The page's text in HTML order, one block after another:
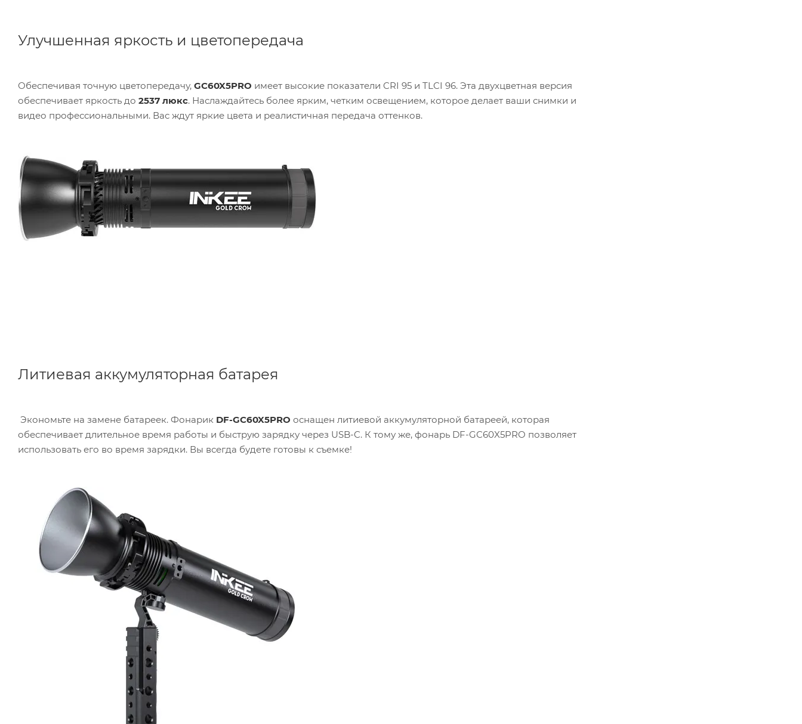
Улучшенная яркость и цветопередача
Обеспечивая точную цветопередачу, GC60X5PRO имеет высокие показатели CRI 95 и TLCI 96. Эта двухцветная версия
обеспечивает яркость до 2537 люкс. Наслаждайтесь более ярким, четким освещением, которое делает ваши снимки и
видео профессиональными. Вас ждут яркие цвета и реалистичная передача оттенков.
Литиевая аккумуляторная батарея
Экономьте на замене батареек. Фонарик DF-GC60X5PRO оснащен литиевой аккумуляторной батареей, которая
обеспечивает длительное время работы и быструю зарядку через USB-C. К тому же, фонарь DF-GC60X5PRO позволяет
использовать его во время зарядки. Вы всегда будете готовы к съемке!